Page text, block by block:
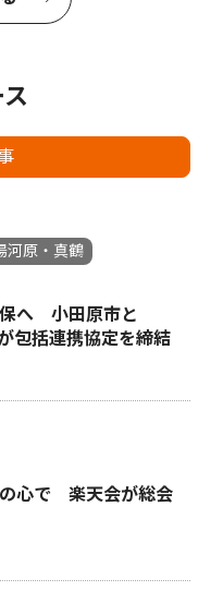
河原・真鶴
へ 小田原市と
包括連携協定を締結
心で 楽天会が総会